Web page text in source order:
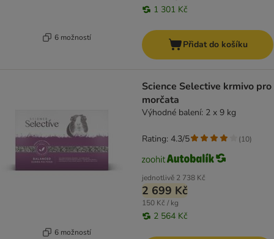
6 možností
1 301 Kč
Přidat do košíku
6 možností
Science Selective krmivo pro
morčata
Výhodné balení: 2 x 9 kg
jednotlivě 2 738 Kč
2 699 Kč
150 Kč / kg
2 564 Kč
Rating: 4.3/5 (10)